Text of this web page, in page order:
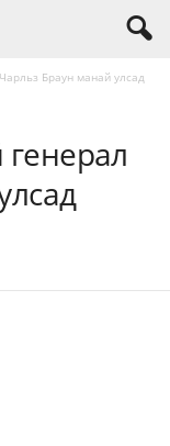
Браун манай улсад